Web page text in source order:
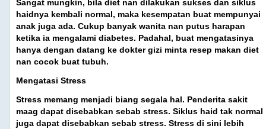
Sangat mungkin, bila diet nan dilakukan sukses dan siklus
haidnya kembali normal, maka kesempatan buat mempunyai
anak juga ada. Cukup banyak wanita nan putus harapan
ketika ia mengalami diabetes. Padahal, buat mengatasinya
hanya dengan datang ke dokter gizi minta resep makan diet
nan cocok buat tubuh.
Mengatasi Stress
Stress memang menjadi biang segala hal. Penderita sakit
maag dapat disebabkan sebab stress. Siklus haid tak normal
juga dapat disebabkan sebab stress. Stress di sini lebih